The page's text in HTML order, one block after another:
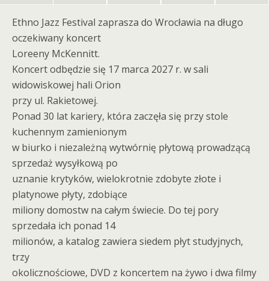
Ethno Jazz Festival zaprasza do Wrocławia na długo
oczekiwany koncert
Loreeny McKennitt.
Koncert odbędzie się 17 marca 2027 r. w sali
widowiskowej hali Orion
przy ul. Rakietowej.
Ponad 30 lat kariery, która zaczęła się przy stole
kuchennym zamienionym
w biurko i niezależną wytwórnię płytową prowadzącą
sprzedaż wysyłkową po
uznanie krytyków, wielokrotnie zdobyte złote i
platynowe płyty, zdobiące
miliony domostw na całym świecie. Do tej pory
sprzedała ich ponad 14
milionów, a katalog zawiera siedem płyt studyjnych,
trzy
okolicznościowe, DVD z koncertem na żywo i dwa filmy